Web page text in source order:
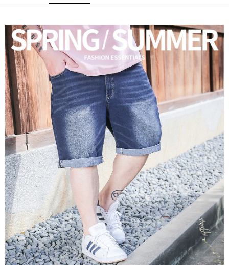
購買商品的店家。未經商家同意取消之訂單仍視為有效，需透過AFTEE先享
※ 交易是否成功請以「AFTEE先享後付 」之結帳頁面顯示為準，若有關於
是否繳費成功／繳費後需取消欲退款等相關疑問，請聯繫「AFTEE先享後付
客戶支援中心」https://netprotections.freshdesk.com/support/home
【注意事項】
１．透過由恩沛科技股份有限公司提供之「AFTEE先享後付」服務完成之交
易，需依本服務之必要範圍內提供個人資料，並將交易相關給付款項請求債
權轉讓予恩沛科技股份有限公司。
２．關於個人資料處理事宜，請瀏覽以下網址：
https://aftee.tw/terms/#terms3
３．未成年的使用者請事先徵得法定代理人或監護人之同意方可使用
「AFTEE先享後付」，若未經同意申辦者引起之損失，本公司不負相關責
任。
４．使用「AFTEE先享後付」時，將依據個別帳號之用戶狀況，依本公司即
時審查核予不同之上限額度；若仍有額度不足之情形，本公司將視審查結果
請求用戶進行身份認證。
５．嚴禁一人註冊多個帳號或使用他人資訊註冊。若發現惡意使用之情形，
恩沛科技股份有限公司將有權停止該用戶之使用額度並採取法律行動。
每筆NT$80，滿NT$1,200(含以上)免運費